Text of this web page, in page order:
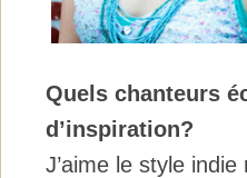
Quels chanteurs
d’inspiration?
J’aime le style